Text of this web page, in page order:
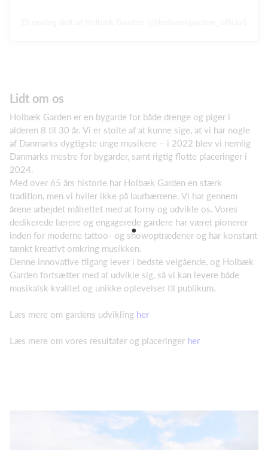
Lidt om os
Holbæk Garden er en bygarde for både drenge og piger i
alderen 8 til 30 år. Vi er stolte af at kunne sige, at vi har nogle
af Danmarks dygtigste unge musikere – i 2022 blev vi nemlig
Danmarks mestre for bygarder, samt rigtig flotte placeringer i
2024.
Med over 65 års historie har Holbæk Garden en stærk
tradition, men vi hviler ikke på laurbærrene. Vi har gennem
årene arbejdet målrettet med at forny og udvikle os. Vores
dedikerede lærere og engagerede gardere har været pionerer
inden for moderne tattoo- og showoptrædener og har konstant
tænkt kreativt omkring musikken.
Denne innovative tilgang lever i bedste velgående, og Holbæk
Garden fortsætter med at udvikle sig, så vi kan levere både
musikalsk kvalitet og unikke oplevelser til publikum.
Læs mere om gardens udvikling her
Læs mere om vores resultater og placeringer her